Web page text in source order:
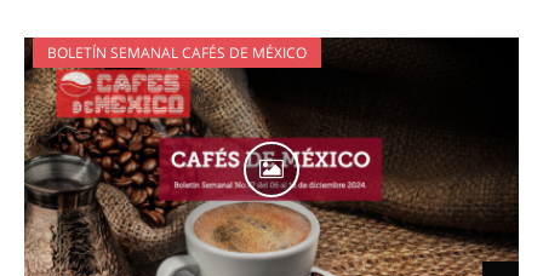
BOLETÍN SEMANAL CAFÉS DE MÉXICO